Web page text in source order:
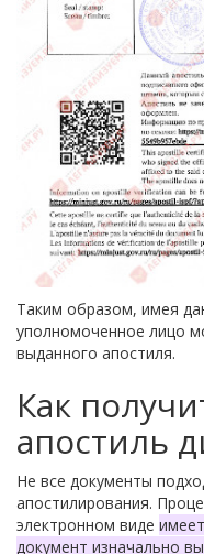
Таким образом, имея
уполномоченное лицо
выданного апостиля.
Как
апостиль
Не все документы
апостилирования.
электронном виде
документ изначально